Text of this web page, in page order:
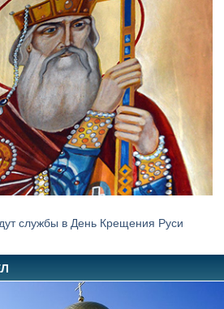
службы в День Крещения Руси